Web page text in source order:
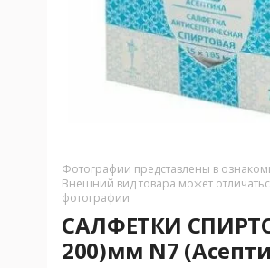
Фотографии представлены в
Внешний вид товара может
фотографии
САЛФЕТКИ
200)мм N7